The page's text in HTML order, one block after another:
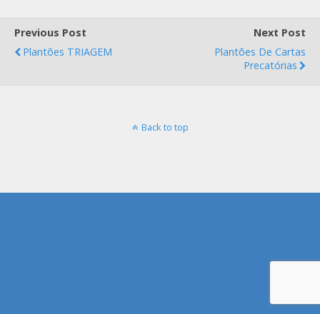
Previous Post
Plantões TRIAGEM
Next Post
Plantões De Cartas
Precatórias
Back to top